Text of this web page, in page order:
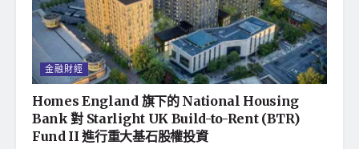
金融財經
Homes England 旗下的 National Housing
Bank 對 Starlight UK Build-to-Rent (BTR)
Fund II 進行重大基石股權投資